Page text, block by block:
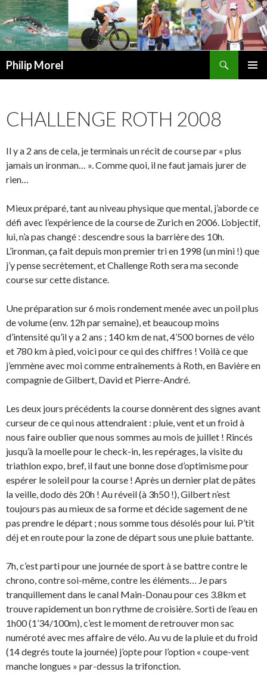
Philip Morel
CHALLENGE ROTH 2008
Il y a 2 ans de cela, je terminais un récit de course par « plus
jamais un ironman… ». Comme quoi, il ne faut jamais jurer de
rien…
Mieux préparé, tant au niveau physique que mental, j’aborde ce
défi avec l’expérience de la course de Zurich en 2006. L’objectif,
lui, n’a pas changé : descendre sous la barrière des 10h.
L’ironman, ça fait depuis mon premier tri en 1998 (un mini !) que
j’y pense secrètement, et Challenge Roth sera ma seconde
course sur cette distance.
Une préparation sur 6 mois rondement menée avec un poil plus
de volume (env. 12h par semaine), et beaucoup moins
d’intensité qu’il y a 2 ans ; 140 km de nat, 4’500 bornes de vélo
et 780 km à pied, voici pour ce qui des chiffres ! Voilà ce que
j’emmène avec moi comme entraînements à Roth, en Bavière en
compagnie de Gilbert, David et Pierre-André.
Les deux jours précédents la course donnèrent des signes avant
curseur de ce qui nous attendraient : pluie, vent et un froid à
nous faire oublier que nous sommes au mois de juillet ! Rincés
jusqu’à la moelle pour le check-in, les repérages, la visite du
triathlon expo, bref, il faut une bonne dose d’optimisme pour
espérer le soleil pour la course ! Après un dernier plat de pâtes
la veille, dodo dès 20h ! Au réveil (à 3h50 !), Gilbert n’est
toujours pas au mieux de sa forme et décide sagement de ne
pas prendre le départ ; nous somme tous désolés pour lui. P’tit
déj et en route pour la zone de départ sous une pluie battante.
7h, c’est parti pour une journée de sport à se battre contre le
chrono, contre soi-même, contre les éléments… Je pars
tranquillement dans le canal Main-Donau pour ces 3.8km et
trouve rapidement un bon rythme de croisière. Sorti de l’eau en
1h00 (1’34/100m), c’est le moment de retrouver mon sac
numéroté avec mes affaire de vélo. Au vu de la pluie et du froid
(14 degrés toute la journée) j’opte pour l’option « coupe-vent
manche longues » par-dessus la trifonction.